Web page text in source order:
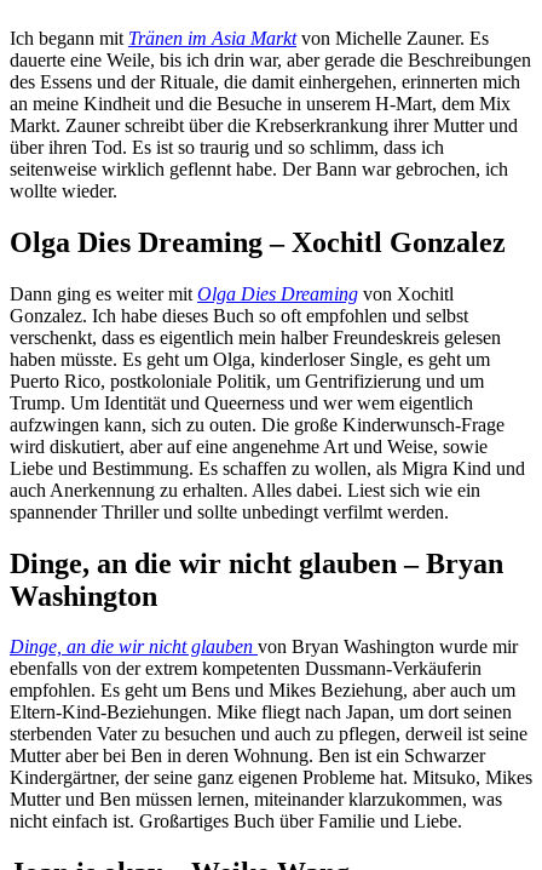
Ich begann mit Tränen im Asia Marktvon Michelle Zauner. Es
dauerte eine Weile, bis ich drin war, aber gerade die Beschreibungen
des Essens und der Rituale, die damit einhergehen, erinnerten mich
an meine Kindheit und die Besuche in unserem H-Mart, dem Mix
Markt. Zauner schreibt über die Krebserkrankung ihrer Mutter und
über ihren Tod. Es ist so traurig und so schlimm, dass ich
seitenweise wirklich geflennt habe. Der Bann war gebrochen, ich
wollte wieder.
Olga Dies Dreaming – Xochitl Gonzalez
Dann ging es weiter mit Olga Dies Dreaming von Xochitl
Gonzalez. Ich habe dieses Buch so oft empfohlen und selbst
verschenkt, dass es eigentlich mein halber Freundeskreis gelesen
haben müsste. Es geht um Olga, kinderloser Single, es geht um
Puerto Rico, postkoloniale Politik, um Gentrifizierung und um
Trump. Um Identität und Queerness und wer wem eigentlich
aufzwingen kann, sich zu outen. Die große Kinderwunsch-Frage
wird diskutiert, aber auf eine angenehme Art und Weise, sowie
Liebe und Bestimmung. Es schaffen zu wollen, als Migra Kind und
auch Anerkennung zu erhalten. Alles dabei. Liest sich wie ein
spannender Thriller und sollte unbedingt verfilmt werden.
Dinge, an die wir nicht glauben – Bryan
Washington
Dinge, an die wir nicht glauben von Bryan Washington wurde mir
ebenfalls von der extrem kompetenten Dussmann-Verkäuferin
empfohlen. Es geht um Bens und Mikes Beziehung, aber auch um
Eltern-Kind-Beziehungen. Mike fliegt nach Japan, um dort seinen
sterbenden Vater zu besuchen und auch zu pflegen, derweil ist seine
Mutter aber bei Ben in deren Wohnung. Ben ist ein Schwarzer
Kindergärtner, der seine ganz eigenen Probleme hat. Mitsuko, Mikes
Mutter und Ben müssen lernen, miteinander klarzukommen, was
nicht einfach ist. Großartiges Buch über Familie und Liebe.